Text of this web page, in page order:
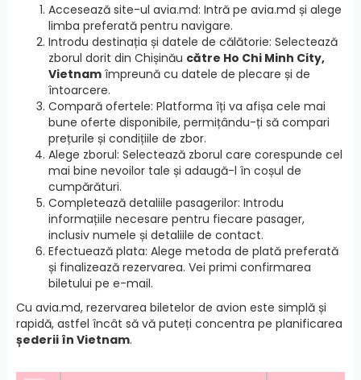
Accesează site-ul avia.md: Intră pe avia.md și alege
limba preferată pentru navigare.
Introdu destinația și datele de călătorie: Selectează
zborul dorit din Chișinău către Ho Chi Minh City,
Vietnam împreună cu datele de plecare și de
întoarcere.
Compară ofertele: Platforma îți va afișa cele mai
bune oferte disponibile, permițându-ți să compari
prețurile și condițiile de zbor.
Alege zborul: Selectează zborul care corespunde cel
mai bine nevoilor tale și adaugă-l în coșul de
cumpărături.
Completează detaliile pasagerilor: Introdu
informațiile necesare pentru fiecare pasager,
inclusiv numele și detaliile de contact.
Efectuează plata: Alege metoda de plată preferată
și finalizează rezervarea. Vei primi confirmarea
biletului pe e-mail.
Cu avia.md, rezervarea biletelor de avion este simplă și
rapidă, astfel încât să vă puteți concentra pe planificarea
șederii în Vietnam.